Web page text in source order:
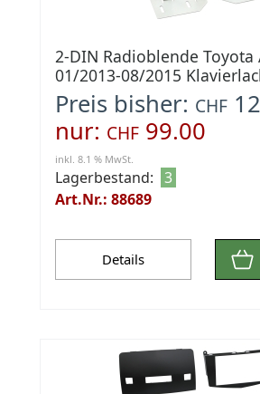
2-DIN Radioblende Toyota
01/2013-08/2015
Preis bisher: CHF
nur: CHF 99.00
inkl. 8.1 % MwSt.
Lagerbestand: 3
Art.Nr.: 88689
Details